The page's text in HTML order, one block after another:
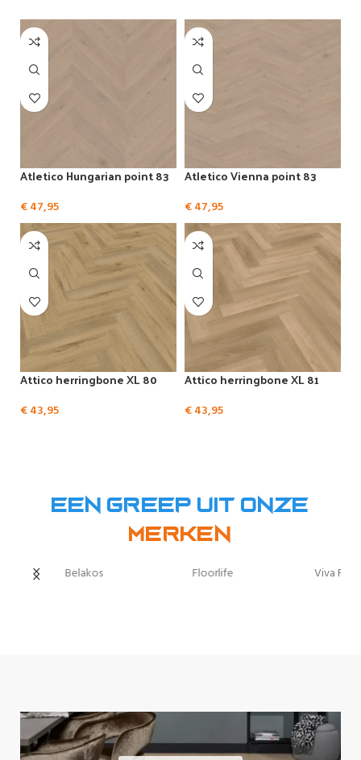
Atletico Hungarian point 83
€47,95
Atletico Vienna point 83
€47,95
Attico herringbone XL 80
€43,95
Attico herringbone XL 81
€43,95
Een greep uit onze
Merken
Viva Floors Hoomline Hebeta